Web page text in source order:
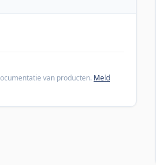
van producten. Meld